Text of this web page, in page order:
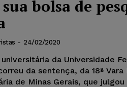
bolsa de
- 24/02/2020
da Universidade
da sentença, da 18ª Vara
de Minas Gerais, que julgou